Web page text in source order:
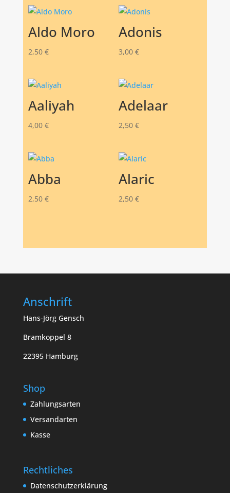
Aldo Moro
2,50 €
Adonis
3,00 €
Aaliyah
4,00 €
Adelaar
2,50 €
Abba
2,50 €
Alaric
2,50 €
Anschrift
Hans-Jörg Gensch
Bramkoppel 8
22395 Hamburg
Shop
Zahlungsarten
Versandarten
Kasse
Rechtliches
Datenschutzerklärung